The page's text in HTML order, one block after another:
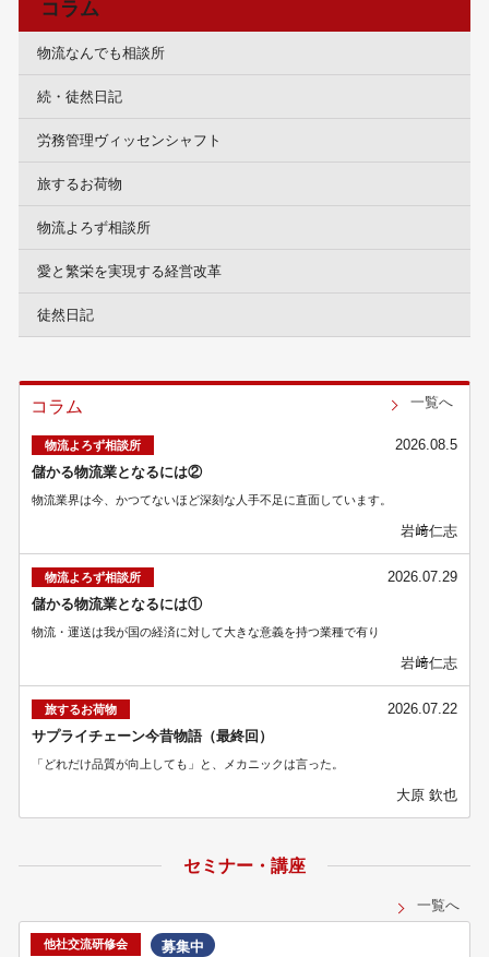
コラム
物流なんでも相談所
続・徒然日記
労務管理ヴィッセンシャフト
旅するお荷物
物流よろず相談所
愛と繁栄を実現する経営改革
徒然日記
コラム
物流よろず相談所
2026.08.5
儲かる物流業となるには②
物流業界は今、かつてないほど深刻な人手不足に直面しています。
岩﨑仁志
物流よろず相談所
2026.07.29
儲かる物流業となるには①
物流・運送は我が国の経済に対して大きな意義を持つ業種で有り
岩﨑仁志
旅するお荷物
2026.07.22
サプライチェーン今昔物語（最終回）
「どれだけ品質が向上しても」と、メカニックは言った。
大原 欽也
一覧へ
セミナー・講座
一覧へ
他社交流研修会
募集中